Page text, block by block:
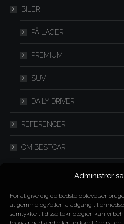
Administrer
For at give dig de bedste oplevelser
at gemme og/eller få adgang til
samtykke til disse teknologier, kan vi
windowwindow
BILER
PÅ LAGER
PREMIUM
SUV
DAILY DRIVER
REFERENCER
OM BESTCAR
IMPORT
SPLITLEASING